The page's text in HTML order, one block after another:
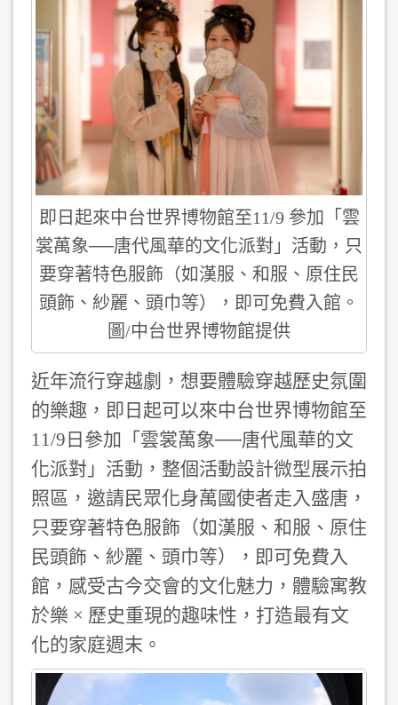
即日起來中台世界博物館至11/9 參加「雲
裳萬象──唐代風華的文化派對」活動，只
要穿著特色服飾（如漢服、和服、原住民
頭飾、紗麗、頭巾等），即可免費入館。
圖/中台世界博物館提供
近年流行穿越劇，想要體驗穿越歷史氛圍
的樂趣，即日起可以來中台世界博物館至
11/9日參加「雲裳萬象──唐代風華的文
化派對」活動，整個活動設計微型展示拍
照區，邀請民眾化身萬國使者走入盛唐，
只要穿著特色服飾（如漢服、和服、原住
民頭飾、紗麗、頭巾等），即可免費入
館，感受古今交會的文化魅力，體驗寓教
於樂 × 歷史重現的趣味性， 打造最有文
化的家庭週末。